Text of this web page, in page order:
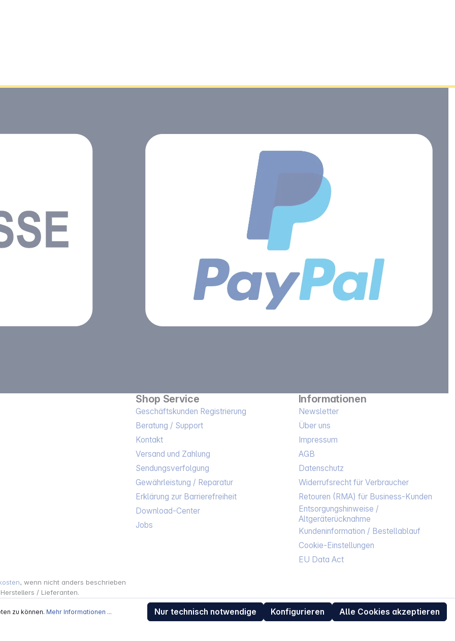
Shop Service
Geschäftskunden Registrierung
Beratung / Support
Kontakt
Versand und Zahlung
Sendungsverfolgung
Gewährleistung / Reparatur
Erklärung zur Barrierefreiheit
Download-Center
Jobs
Informationen
Newsletter
Über uns
Impressum
AGB
Datenschutz
Widerrufsrecht für Verbraucher
Retouren (RMA) für Business-Kunden
Entsorgungshinweise /
Altgeräterücknahme
Kundeninformation / Bestellablauf
Cookie-Einstellungen
EU Data Act
, wenn nicht anders beschrieben
/ Lieferanten.
zu können. Mehr Informationen ... Nur technisch notwendige Konfigurieren Alle Cookies akzeptieren